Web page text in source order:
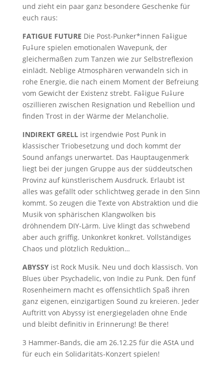
und zieht ein paar ganz besondere Geschenke für
euch raus:
FATIGUE FUTURE Die Post-Punker*innen Fa⸸igue
Fu⸸ure spielen emotionalen Wavepunk, der
gleichermaßen zum Tanzen wie zur Selbstreflexion
einlädt. Neblige Atmosphären verwandeln sich in
rohe Energie, die nach einem Moment der Befreiung
vom Gewicht der Existenz strebt. Fa⸸igue Fu⸸ure
oszillieren zwischen Resignation und Rebellion und
finden Trost in der Wärme der Melancholie.
INDIREKT GRELL ist irgendwie Post Punk in
klassischer Triobesetzung und doch kommt der
Sound anfangs unerwartet. Das Hauptaugenmerk
liegt bei der jungen Gruppe aus der süddeutschen
Provinz auf künstlerischem Ausdruck. Erlaubt ist
alles was gefällt oder schlichtweg gerade in den Sinn
kommt. So zeugen die Texte von Abstraktion und die
Musik von sphärischen Klangwolken bis
dröhnendem DIY-Lärm. Live klingt das schwebend
aber auch griffig. Unkonkret konkret. Vollständiges
Chaos und plötzlich Reduktion…
ABYSSY ist Rock Musik. Neu und doch klassisch. Von
Blues über Psychadelic, von Indie zu Punk. Den fünf
Rosenheimern macht es offensichtlich Spaß ihren
ganz eigenen, einzigartigen Sound zu kreieren. Jeder
Auftritt von Abyssy ist energiegeladen ohne Ende
und bleibt definitiv in Erinnerung! Be there!
3 Hammer-Bands, die am 26.12.25 für die AStA und
für euch ein Solidaritäts-Konzert spielen!